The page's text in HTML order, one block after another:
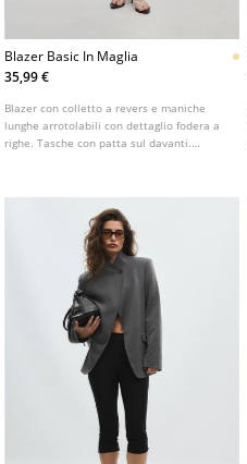
Blazer Basic In Maglia
35,99 €
Blazer con colletto a revers e maniche
lunghe arrotolabili con dettaglio fodera a
righe. Tasche con patta sul davanti.